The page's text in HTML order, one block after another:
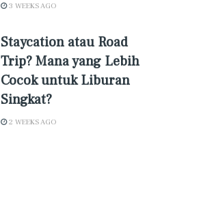
3 WEEKS AGO
Staycation atau Road
Trip? Mana yang Lebih
Cocok untuk Liburan
Singkat?
2 WEEKS AGO